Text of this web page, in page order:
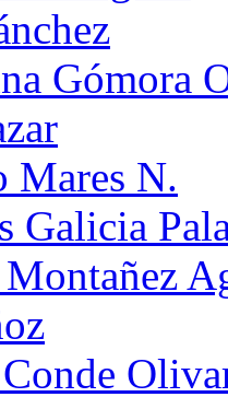
Gómora
Mares N.
Galicia